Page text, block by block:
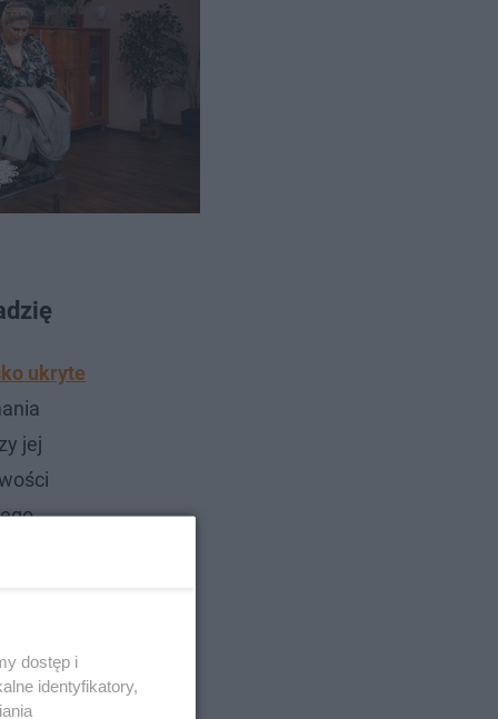
ukryte
jej
dostęp i
identyfikatory,